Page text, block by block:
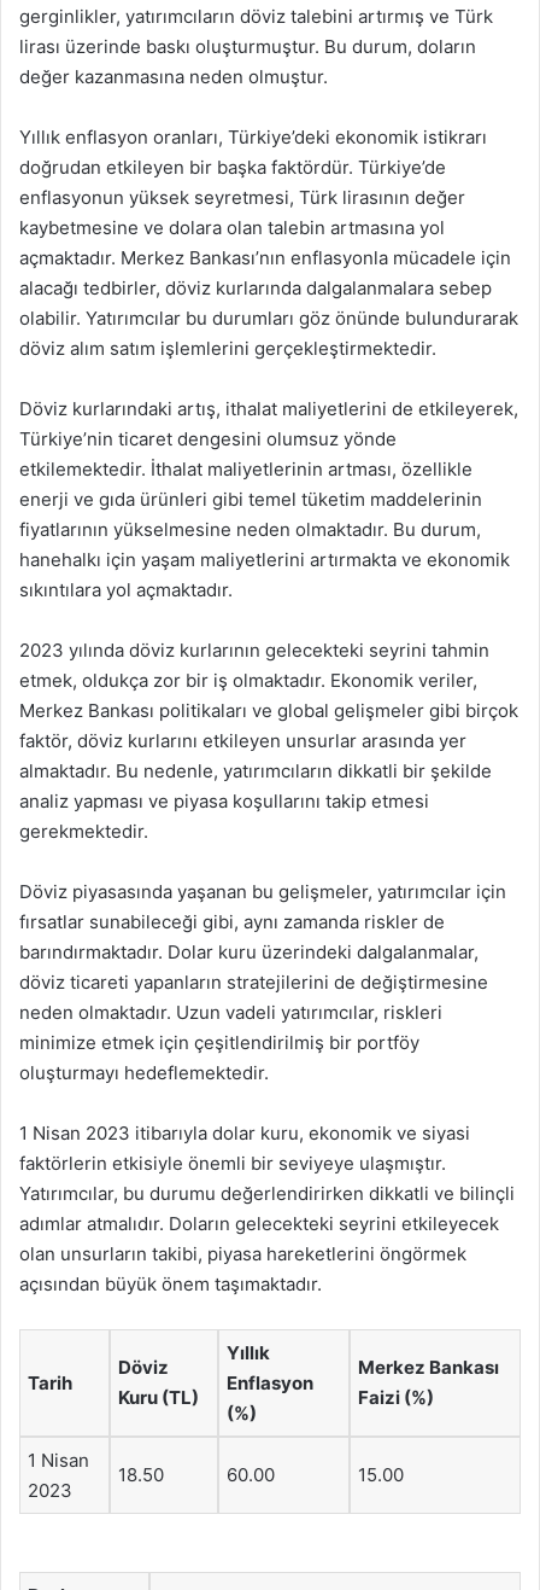
gerginlikler, yatırımcıların döviz talebini artırmış ve Türk
lirası üzerinde baskı oluşturmuştur. Bu durum, doların
değer kazanmasına neden olmuştur.
Yıllık enflasyon oranları, Türkiye’deki ekonomik istikrarı
doğrudan etkileyen bir başka faktördür. Türkiye’de
enflasyonun yüksek seyretmesi, Türk lirasının değer
kaybetmesine ve dolara olan talebin artmasına yol
açmaktadır. Merkez Bankası’nın enflasyonla mücadele için
alacağı tedbirler, döviz kurlarında dalgalanmalara sebep
olabilir. Yatırımcılar bu durumları göz önünde bulundurarak
döviz alım satım işlemlerini gerçekleştirmektedir.
Döviz kurlarındaki artış, ithalat maliyetlerini de etkileyerek,
Türkiye’nin ticaret dengesini olumsuz yönde
etkilemektedir. İthalat maliyetlerinin artması, özellikle
enerji ve gıda ürünleri gibi temel tüketim maddelerinin
fiyatlarının yükselmesine neden olmaktadır. Bu durum,
hanehalkı için yaşam maliyetlerini artırmakta ve ekonomik
sıkıntılara yol açmaktadır.
2023 yılında döviz kurlarının gelecekteki seyrini tahmin
etmek, oldukça zor bir iş olmaktadır. Ekonomik veriler,
Merkez Bankası politikaları ve global gelişmeler gibi birçok
faktör, döviz kurlarını etkileyen unsurlar arasında yer
almaktadır. Bu nedenle, yatırımcıların dikkatli bir şekilde
analiz yapması ve piyasa koşullarını takip etmesi
gerekmektedir.
Döviz piyasasında yaşanan bu gelişmeler, yatırımcılar için
fırsatlar sunabileceği gibi, aynı zamanda riskler de
barındırmaktadır. Dolar kuru üzerindeki dalgalanmalar,
döviz ticareti yapanların stratejilerini de değiştirmesine
neden olmaktadır. Uzun vadeli yatırımcılar, riskleri
minimize etmek için çeşitlendirilmiş bir portföy
oluşturmayı hedeflemektedir.
1 Nisan 2023 itibarıyla dolar kuru, ekonomik ve siyasi
faktörlerin etkisiyle önemli bir seviyeye ulaşmıştır.
Yatırımcılar, bu durumu değerlendirirken dikkatli ve bilinçli
adımlar atmalıdır. Doların gelecekteki seyrini etkileyecek
olan unsurların takibi, piyasa hareketlerini öngörmek
açısından büyük önem taşımaktadır.
Tarih
Döviz
Kuru (TL)
Yıllık
Enflasyon
(%)
Merkez Bankası
Faizi (%)
1 Nisan
2023
18.50 60.00 15.00